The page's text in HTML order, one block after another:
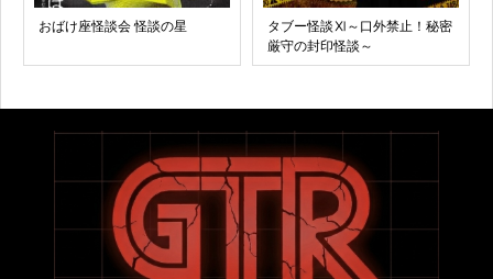
おばけ座怪談会 怪談の星
タブー怪談Ⅺ～口外禁止！秘密
厳守の封印怪談～